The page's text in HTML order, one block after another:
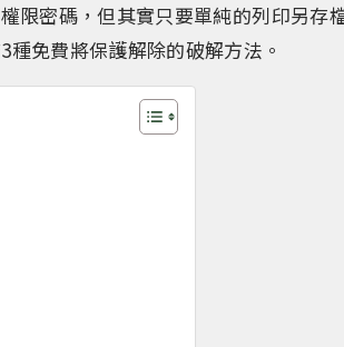
限密碼，但其實只要單純的列印另存
免費將保護解除的破解方法。